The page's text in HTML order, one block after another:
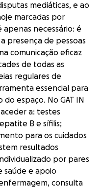
mediáticas, e ao
marcadas por
necessário: é
presença de pessoas
comunicação eficaz
de todas as
regulares de
essencial para
espaço. No GAT IN
a: testes
B e sífilis;
para os cuidados
resultados
por pares
saúde e apoio
consulta